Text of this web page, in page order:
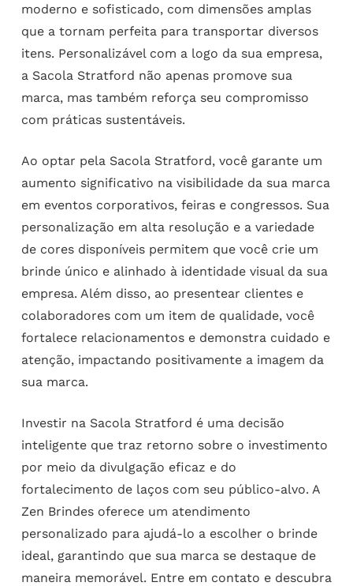
moderno e sofisticado, com dimensões amplas
que a tornam perfeita para transportar diversos
itens. Personalizável com a logo da sua empresa,
a Sacola Stratford não apenas promove sua
marca, mas também reforça seu compromisso
com práticas sustentáveis.
Ao optar pela Sacola Stratford, você garante um
aumento significativo na visibilidade da sua marca
em eventos corporativos, feiras e congressos. Sua
personalização em alta resolução e a variedade
de cores disponíveis permitem que você crie um
brinde único e alinhado à identidade visual da sua
empresa. Além disso, ao presentear clientes e
colaboradores com um item de qualidade, você
fortalece relacionamentos e demonstra cuidado e
atenção, impactando positivamente a imagem da
sua marca.
Investir na Sacola Stratford é uma decisão
inteligente que traz retorno sobre o investimento
por meio da divulgação eficaz e do
fortalecimento de laços com seu público-alvo. A
Zen Brindes oferece um atendimento
personalizado para ajudá-lo a escolher o brinde
ideal, garantindo que sua marca se destaque de
maneira memorável. Entre em contato e descubra